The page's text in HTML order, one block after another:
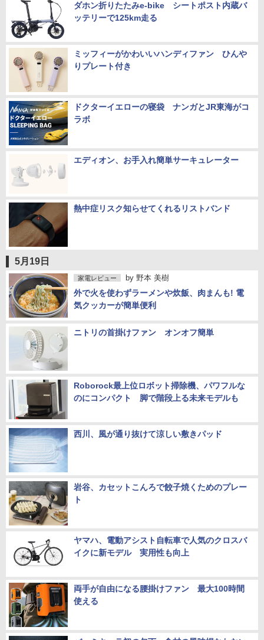
ダホン折りたたみe-bike シートポスト内蔵バ
ッテリーで125km走る
ミッフィーがかわいいハンディファン ひんや
りプレート付き
ドクターイエローの寝袋 ナンガとJR東海がコ
ラボ
エディオン、お手入れ簡単サーキュレーター
熱中症リスク知らせてくれるリストバンド
5月19日
家電レビュー by 野本 美樹
外で火を使わずラーメンや炊飯、肉まんも! 電
気クッカーが簡単便利
ニトリの首掛けファン オンオフ簡単
Roborock最上位ロボット掃除機、パワフルな
のにコンパクト 脚で階段上る未来モデルも
西川、風が通り抜けて涼しい敷きパッド
岩谷、カセットこんろで餃子焼くためのプレー
ト
ヤマハ、電動アシスト自転車で人気のクロスバ
イクに新モデル 実用性も向上
両手が自由になる腰掛けファン 最大100時間
使える